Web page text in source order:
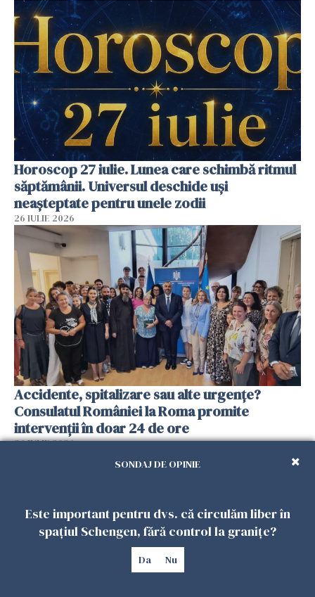
Horoscop 27 iulie. Lunea care schimbă ritmul
săptămânii. Universul deschide uși
neașteptate pentru unele zodii
26 IULIE 2026
Accidente, spitalizare sau alte urgențe?
Consulatul României la Roma promite
intervenții în doar 24 de ore
26 IULIE 2026
SONDAJ DE OPINIE
Este important pentru dvs. că circulăm liber în
spațiul Schengen, fără control la granițe?
Da Nu